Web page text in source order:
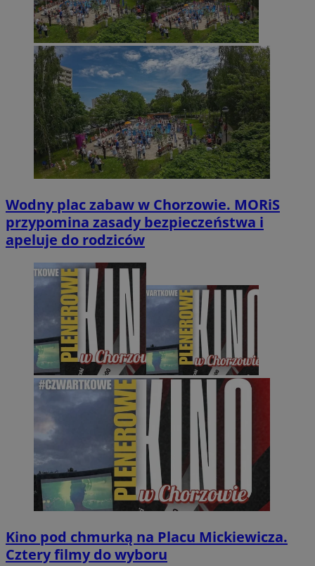
Wodny plac zabaw w Chorzowie. MORiS
przypomina zasady bezpieczeństwa i
apeluje do rodziców
Kino pod chmurką na Placu Mickiewicza.
Cztery filmy do wyboru